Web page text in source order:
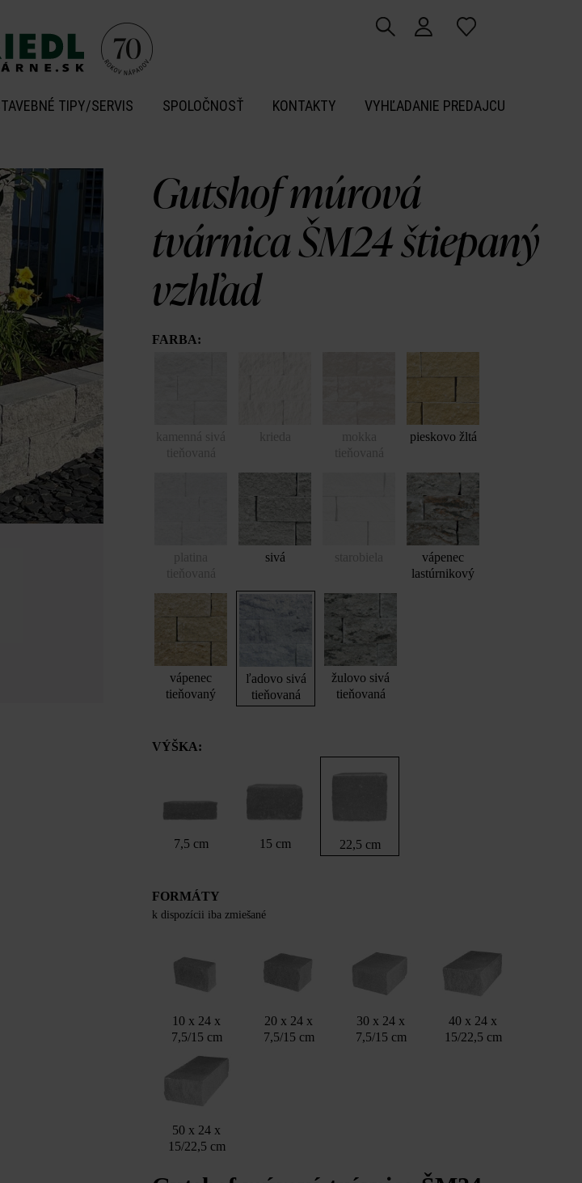
TIPY/SERVIS SPOLOČNOSŤ KONTAKTY VYHĽADANIE PREDAJCU
Gutshof múrová
tvárnica ŠM24 štiepaný
vzhľad
FARBA:
pieskovo žltá
sivá
vápenec
lastúrnikový
vápenec
tieňovaný
ľadovo sivá
tieňovaná
žulovo sivá
tieňovaná
VÝŠKA:
7,5 cm 15 cm 22,5 cm
FORMÁTY
k dispozícii iba zmiešané
10 x 24 x
7,5/15 cm
20 x 24 x
7,5/15 cm
30 x 24 x
7,5/15 cm
40 x 24 x
15/22,5 cm
50 x 24 x
15/22,5 cm